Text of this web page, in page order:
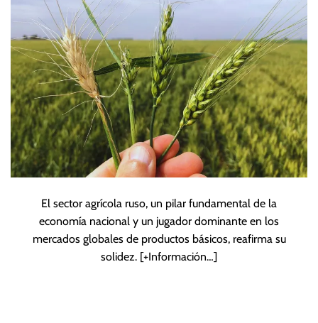
El sector agrícola ruso, un pilar fundamental de la
economía nacional y un jugador dominante en los
mercados globales de productos básicos, reafirma su
solidez. [+Información…]